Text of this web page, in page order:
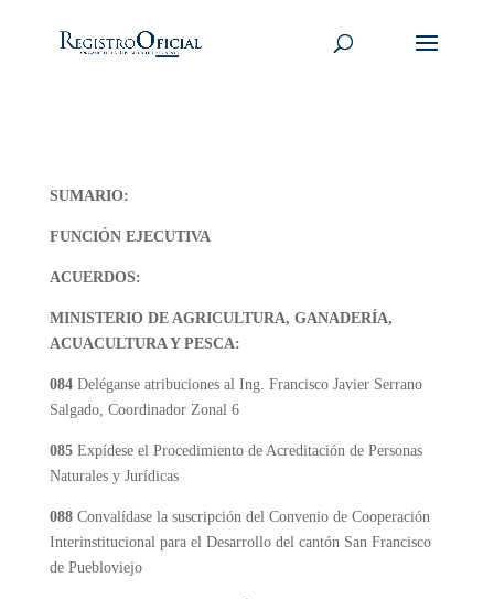
SUMARIO:
FUNCIÓN EJECUTIVA
ACUERDOS:
MINISTERIO DE AGRICULTURA, GANADERÍA,
ACUACULTURA Y PESCA:
084Deléganse atribuciones al Ing. Francisco Javier Serrano
Salgado, Coordinador Zonal 6
085 Expídese el Procedimiento de Acreditación de Personas
Naturales y Jurídicas
088 Convalídase la suscripción del Convenio de Cooperación
Interinstitucional para el Desarrollo del cantón San Francisco
de Puebloviejo